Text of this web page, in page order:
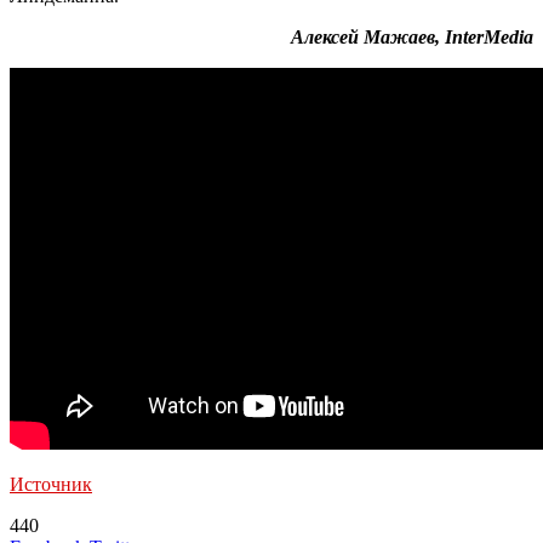
Алексей Мажаев, InterMedia
Источник
440